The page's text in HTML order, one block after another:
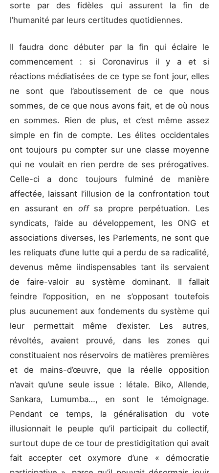
sorte par des fidèles qui assurent la fin de
l’humanité par leurs certitudes quotidiennes.
Il faudra donc débuter par la fin qui éclaire le
commencement : si Coronavirus il y a et si
réactions médiatisées de ce type se font jour, elles
ne sont que l’aboutissement de ce que nous
sommes, de ce que nous avons fait, et de où nous
en sommes. Rien de plus, et c’est même assez
simple en fin de compte. Les élites occidentales
ont toujours pu compter sur une classe moyenne
qui ne voulait en rien perdre de ses prérogatives.
Celle-ci a donc toujours fulminé de manière
affectée, laissant l’illusion de la confrontation tout
en assurant en off sa propre perpétuation. Les
syndicats, l’aide au développement, les ONG et
associations diverses, les Parlements, ne sont que
les reliquats d’une lutte qui a perdu de sa radicalité,
devenus même iindispensables tant ils servaient
de faire-valoir au système dominant. Il fallait
feindre l’opposition, en ne s’opposant toutefois
plus aucunement aux fondements du système qui
leur permettait même d’exister. Les autres,
révoltés, avaient prouvé, dans les zones qui
constituaient nos réservoirs de matières premières
et de mains-d’œuvre, que la réelle opposition
n’avait qu’une seule issue : létale. Biko, Allende,
Sankara, Lumumba…, en sont le témoignage.
Pendant ce temps, la généralisation du vote
illusionnait le peuple qu’il participait du collectif,
surtout dupe de ce tour de prestidigitation qui avait
fait accepter cet oxymore d’une « démocratie